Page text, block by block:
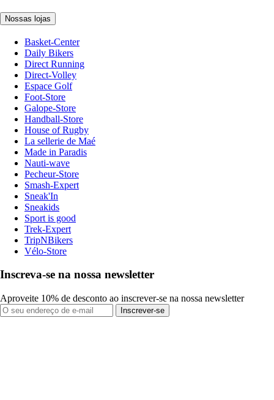
Nossas lojas
Basket-Center
Daily Bikers
Direct Running
Direct-Volley
Espace Golf
Foot-Store
Galope-Store
Handball-Store
House of Rugby
La sellerie de Maé
Made in Paradis
Nauti-wave
Pecheur-Store
Smash-Expert
Sneak'In
Sneakids
Sport is good
Trek-Expert
TripNBikers
Vélo-Store
Inscreva-se na nossa newsletter
Aproveite 10% de desconto ao inscrever-se na nossa newsletter
Inscrever-se